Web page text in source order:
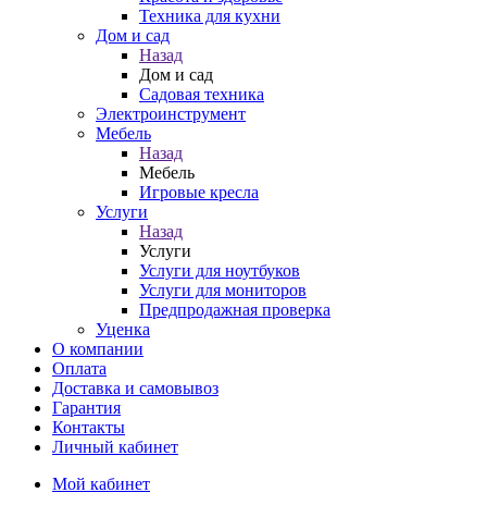
Техника для кухни
Дом и сад
Назад
Дом и сад
Садовая техника
Электроинструмент
Мебель
Назад
Мебель
Игровые кресла
Услуги
Назад
Услуги
Услуги для ноутбуков
Услуги для мониторов
Предпродажная проверка
Уценка
О компании
Оплата
Доставка и самовывоз
Гарантия
Контакты
Личный кабинет
Мой кабинет